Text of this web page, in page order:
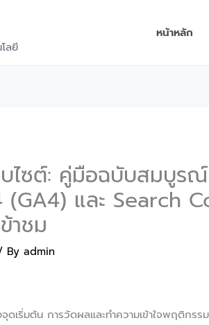
ลยี
หน้าหลัก
บไซต์: คู่มือฉบับสมบูร
และ Search
าชม
Byadmin
จุดเริ่มต้น การวัดผลและทำความเข้าใจพฤติก